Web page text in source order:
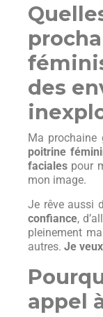
des
Ma prochaine
poitrine
faciales pour
mon image.
Je rêve aussi
confiance,
pleinement
autres. Je
appel